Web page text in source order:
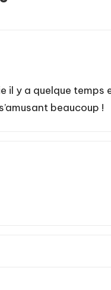
y a quelque temps
beaucoup !